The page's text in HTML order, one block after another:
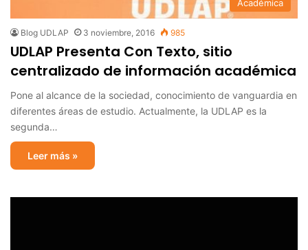
Académica
Blog UDLAP 3 noviembre, 2016 985
UDLAP Presenta Con Texto, sitio
centralizado de información académica
Pone al alcance de la sociedad, conocimiento de vanguardia en
diferentes áreas de estudio. Actualmente, la UDLAP es la
segunda…
Leer más »